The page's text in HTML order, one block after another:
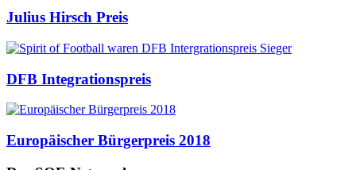
Julius Hirsch Preis
DFB Integrationspreis
Europäischer Bürgerpreis 2018